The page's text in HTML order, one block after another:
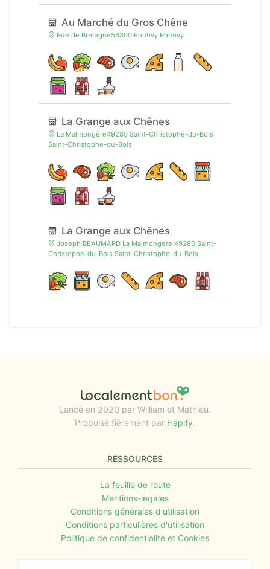
Au Marché du Gros Chêne
Rue de Bretagne56300 Pontivy Pontivy
La Grange aux Chênes
La Malmongère49280 Saint-Christophe-du-Bois
Saint-Christophe-du-Bois
La Grange aux Chênes
Joseph BEAUMARD La Malmongère 49280 Saint-
Christophe-du-Bois Saint-Christophe-du-Bois
Lancé en 2020 par William et Mathieu.
Propulsé fièrement par Hapify.
RESSOURCES
La feuille de route
Mentions-legales
Conditions générales d'utilisation
Conditions particulières d'utilisation
Politique de confidentialité et Cookies